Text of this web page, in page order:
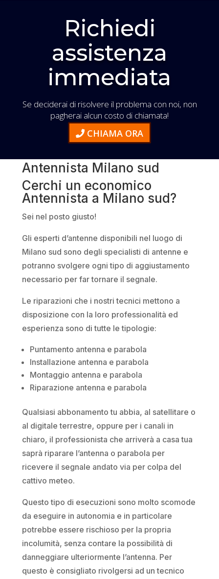
Richiedi
assistenza
immediata
Se deciderai di risolvere il problema con noi, non
pagherai alcun costo di chiamata!
CHIAMA ORA
Antennista Milano sud
Cerchi un economico
Antennista a Milano sud?
Sei nel posto giusto!
Gli esperti d’antenne disponibili nel luogo di
Milano sud sono degli specialisti di antenne e
potranno svolgere ogni tipo di aggiustamento
necessario per far tornare il segnale.
Le riparazioni che i nostri tecnici mettono a
disposizione con la loro professionalità ed
esperienza sono di tutte le tipologie:
Puntamento antenna e parabola
Installazione antenna e parabola
Montaggio antenna e parabola
Riparazione antenna e parabola
Qualsiasi abbonamento tu abbia, al satellitare o
al digitale terrestre, oppure per i canali in
chiaro, il professionista che arriverà a casa tua
saprà riparare l’antenna o parabola per
ricevere il segnale andato via per colpa del
cattivo meteo.
Questo tipo di esecuzioni sono molto scomode
da eseguire in autonomia e in particolare
potrebbe essere rischioso per la propria
incolumità, senza contare la possibilità di
danneggiare ulteriormente l’antenna. Per
questo è consigliato rivolgersi ad un tecnico